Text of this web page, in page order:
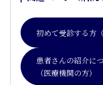
初めて受診する方
患者さんの紹介に
（医療機関の方）